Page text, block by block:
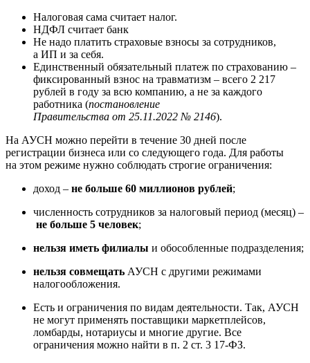
Налоговая сама считает налог.
НДФЛ считает банк
Не надо платить страховые взносы за сотрудников,
а ИП и за себя.
Единственный обязательный платеж по страхованию –
фиксированный взнос на травматизм – всего 2 217
рублей в году за всю компанию, а не за каждого
работника (постановление
Правительства от 25.11.2022 № 2146).
На АУСН можно перейти в течение 30 дней после
регистрации бизнеса или со следующего года. Для работы
на этом режиме нужно соблюдать строгие ограничения:
доход – не больше 60 миллионов рублей;
численность сотрудников за налоговый период (месяц) –
не больше 5 человек;
нельзя иметь филиалы и обособленные подразделения;
нельзя совмещать АУСН с другими режимами
налогообложения.
Есть и ограничения по видам деятельности. Так, АУСН
не могут применять поставщики маркетплейсов,
ломбарды, нотариусы и многие другие. Все
ограничения можно найти в п. 2 ст. 3 17-ФЗ.